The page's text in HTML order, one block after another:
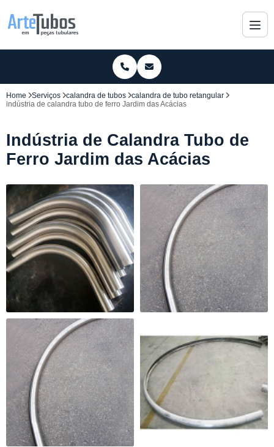
Home Serviços calandra de tubos
calandra de tubo retangular
indústria de calandra tubo de ferro Jardim das Acácias
Indústria de Calandra Tubo de
Ferro Jardim das Acácias